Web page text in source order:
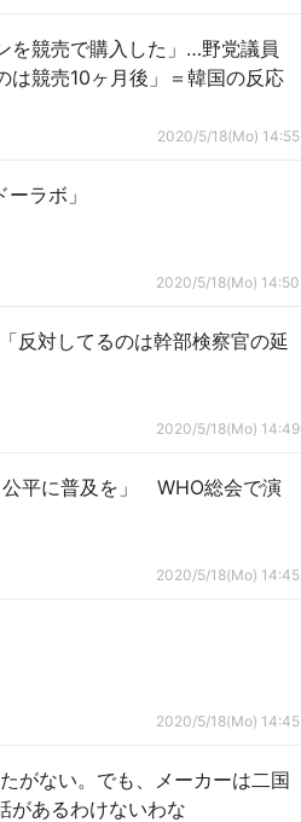
を競売で購入した」…野党議員
は競売10ヶ月後」＝韓国の反応
2020/5/18(Mo) 14:55
ラボ」
2020/5/18(Mo) 14:50
2020/5/18(Mo) 14:49
公平に普及を」 WHO総会で演
2020/5/18(Mo) 14:45
2020/5/18(Mo) 14:45
がない。でも、メーカーは二国
があるわけないわな